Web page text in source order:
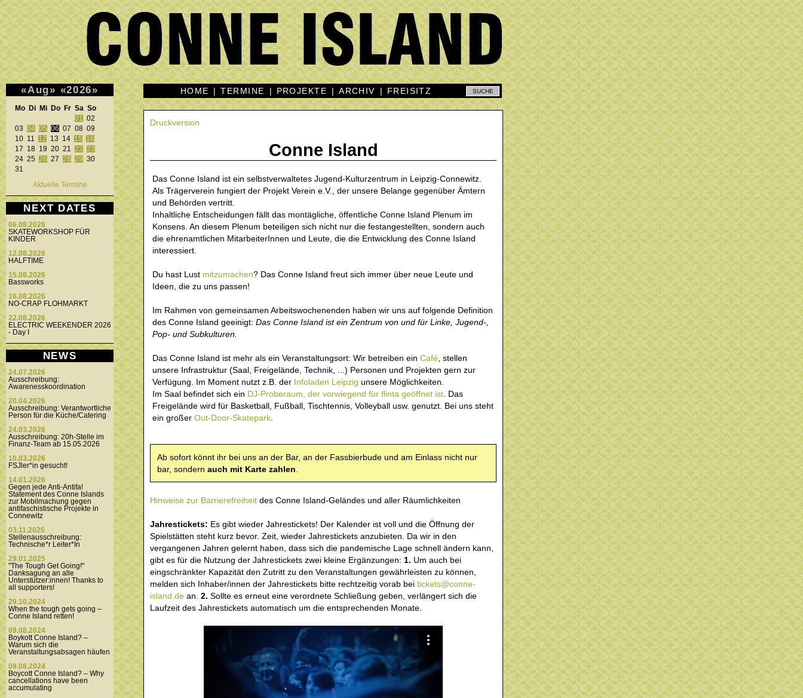
«Aug» «2026»
Mo Di Mi Do Fr Sa So
01
02
03 04 05 06 07 08 09
10 11 12 13 14 15
16
17 18 19 20 21 22
23
24 25 26 27 28 29 30
31
Aktuelle Termine
NEXT DATES
06.08.2026
SKATEWORKSHOP FÜR
KINDER
12.08.2026
HALFTIME
15.08.2026
Bassworks
16.08.2026
NO-CRAP FLOHMARKT
22.08.2026
ELECTRIC WEEKENDER 2026
- Day I
NEWS
24.07.2026
Ausschreibung:
Awarenesskoordination
20.04.2026
Ausschreibung: Verantwortliche
Person für die Küche/Catering
24.03.2026
Ausschreibung: 20h-Stelle im
Finanz-Team ab 15.05.2026
10.03.2026
FSJler*in gesucht!
14.01.2026
Gegen jede Anti-Antifa!
Statement des Conne Islands
zur Mobilmachung gegen
antifaschistische Projekte in
Connewitz
03.11.2025
Stellenausschreibung:
Technische*r Leiter*In
29.01.2025
"The Tough Get Going!"
Danksagung an alle
Unterstützer:innen! Thanks to
all supporters!
29.10.2024
When the tough gets going –
Conne Island retten!
09.08.2024
Boykott Conne Island? –
Warum sich die
Veranstaltungsabsagen häufen
09.08.2024
Boycott Conne Island? – Why
cancellations have been
accumulating
HOME |TERMINE | PROJEKTE |ARCHIV | FREISITZ
Druckversion
Conne Island
Das Conne Island ist ein selbstverwaltetes Jugend-Kulturzentrum in Leipzig-Connewitz.
Als Trägerverein fungiert der Projekt Verein e.V., der unsere Belange gegenüber Ämtern
und Behörden vertritt.
Inhaltliche Entscheidungen fällt das montägliche, öffentliche Conne Island Plenum im
Konsens. An diesem Plenum beteiligen sich nicht nur die festangestellten, sondern auch
die ehrenamtlichen MitarbeiterInnen und Leute, die die Entwicklung des Conne Island
interessiert.
Du hast Lust mitzumachen? Das Conne Island freut sich immer über neue Leute und
Ideen, die zu uns passen!
Im Rahmen von gemeinsamen Arbeitswochenenden haben wir uns auf folgende Definition
des Conne Island geeinigt: Das Conne Island ist ein Zentrum von und für Linke, Jugend-,
Pop- und Subkulturen.
Das Conne Island ist mehr als ein Veranstaltungsort: Wir betreiben ein Café , stellen
unsere Infrastruktur (Saal, Freigelände, Technik, ...) Personen und Projekten gern zur
Verfügung. Im Moment nutzt z.B. der Infoladen Leipzig unsere Möglichkeiten.
Im Saal befindet sich ein DJ-Proberaum, der vorwiegend für flinta geöffnet ist . Das
Freigelände wird für Basketball, Fußball, Tischtennis, Volleyball usw. genutzt. Bei uns steht
ein großer Out-Door-Skatepark
Ab sofort könnt ihr bei uns an der Bar, an der Fassbierbude und am Einlass nicht nur
bar, sondern auch mit Karte zahlen
Hinweise zur Barrierefreiheit des Conne Island-Geländes und aller Räumlichkeiten
Jahrestickets: Es gibt wieder Jahrestickets! Der Kalender ist voll und die Öffnung der
Spielstätten steht kurz bevor. Zeit, wieder Jahrestickets anzubieten. Da wir in den
vergangenen Jahren gelernt haben, dass sich die pandemische Lage schnell ändern kann,
gibt es für die Nutzung der Jahrestickets zwei kleine Ergänzungen: 1. Um auch bei
eingschränkter Kapazität den Zutritt zu den Veranstaltungen gewährleisten zu können,
melden sich Inhaber/innen der Jahrestickets bitte rechtzeitig vorab bei tickets@conne-
island.de an. 2. Sollte es erneut eine verordnete Schließung geben, verlängert sich die
Laufzeit des Jahrestickets automatisch um die entsprechenden Monate.